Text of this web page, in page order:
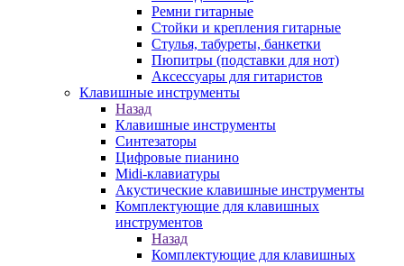
Ремни гитарные
Стойки и крепления гитарные
Стулья, табуреты, банкетки
Пюпитры (подставки для нот)
Аксессуары для гитаристов
Клавишные инструменты
Назад
Клавишные инструменты
Синтезаторы
Цифровые пианино
Midi-клавиатуры
Акустические клавишные инструменты
Комплектующие для клавишных
инструментов
Назад
Комплектующие для клавишных